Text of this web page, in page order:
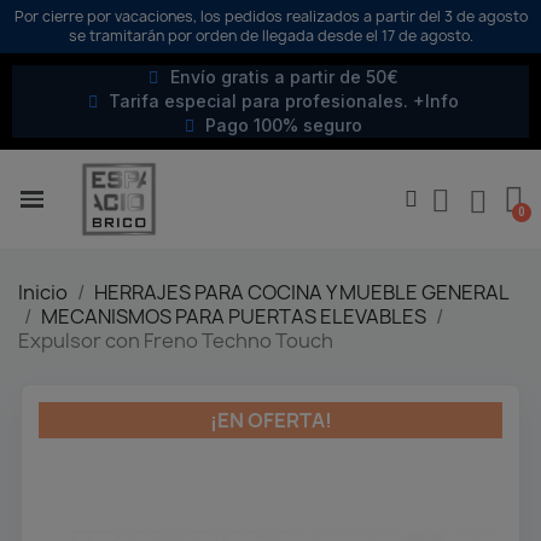
Por cierre por vacaciones, los pedidos realizados a partir del 3 de agosto
se tramitarán por orden de llegada desde el 17 de agosto.
Envío gratis a partir de 50€
Tarifa especial para profesionales. +Info
Pago 100% seguro
Inicio
HERRAJES PARA COCINA Y MUEBLE GENERAL
MECANISMOS PARA PUERTAS ELEVABLES
Expulsor con Freno Techno Touch
¡EN OFERTA!